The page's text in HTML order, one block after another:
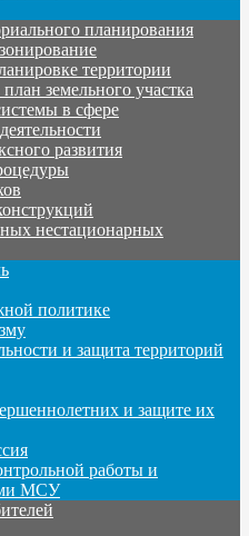
планирования
территории
земельного участка
в сфере
развития
нестационарных
политике
и защита территорий
и защите их
работы и
МСУ